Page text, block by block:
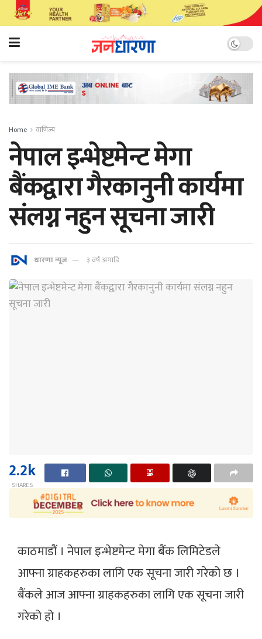
Home वाणिज्य
नेपाल इन्भेष्टमेन्ट मेगा
बैंकद्वारा गैरकानुनी कार्यमा
संलग्न नहुन सूचना जारी
धारणा न्यूज ३ वर्ष अगाडि
2.2k
SHARES
काठमाडाैं । नेपाल इन्भेष्टमेन्ट मेगा बैंक लिमिटेडले
आफ्ना ग्राहकहरुका लागि एक सूचना जारी गरेको छ ।
बैंकले आज आफ्ना ग्राहकहरुका लागि एक सूचना जारी
गरेको हो ।